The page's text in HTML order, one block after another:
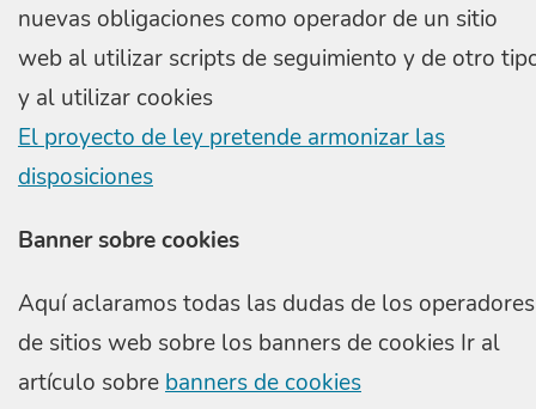
nuevas obligaciones como operador de un sitio
web al utilizar scripts de seguimiento y de otro
y al utilizar cookies
El proyecto de ley pretende armonizar las
disposiciones
Banner sobre cookies
Aquí aclaramos todas las dudas de los operadores
de sitios web sobre los banners de cookies Ir al
artículo sobre banners de cookies